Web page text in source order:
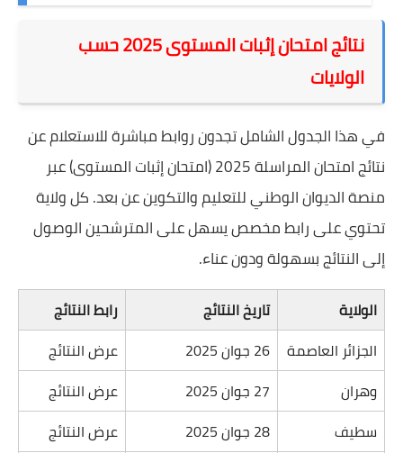
نتائج امتحان إثبات المستوى 2025 حسب
الولايات
في هذا الجدول الشامل تجدون روابط مباشرة للاستعلام عن
نتائج امتحان المراسلة 2025 (امتحان إثبات المستوى) عبر
منصة الديوان الوطني للتعليم والتكوين عن بعد. كل ولاية
تحتوي على رابط مخصص يسهل على المترشحين الوصول
إلى النتائج بسهولة ودون عناء.
الولاية تاريخ النتائج
رابط النتائج
الجزائر العاصمة
26 جوان 2025
عرض النتائج
وهران
27 جوان 2025
عرض النتائج
سطيف
28 جوان 2025
عرض النتائج